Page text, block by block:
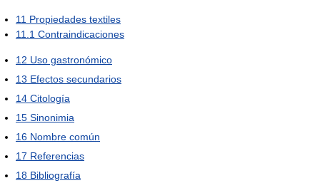
11 Propiedades textiles
11.1 Contraindicaciones
12 Uso gastronómico
13 Efectos secundarios
14 Citología
15 Sinonimia
16 Nombre común
17 Referencias
18 Bibliografía